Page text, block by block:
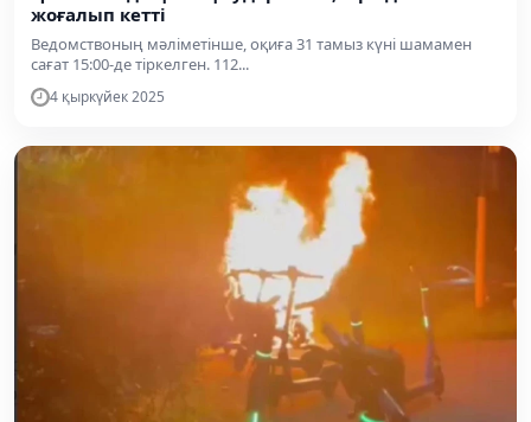
жоғалып кетті
Ведомствоның мәліметінше, оқиға 31 тамыз күні шамамен
сағат 15:00-де тіркелген. 112...
4 қыркүйек 2025